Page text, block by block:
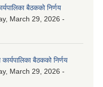
बैठकको निर्णय
March 29, 2026 -
बैठकको निर्णय
March 29, 2026 -